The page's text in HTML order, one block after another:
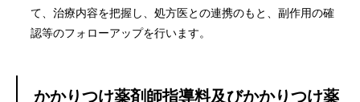
て、治療内容を把握し、処方医との連携のもと、副作用の確
認等のフォローアップを行います。
かかりつけ薬剤師指導料及びかかりつけ薬